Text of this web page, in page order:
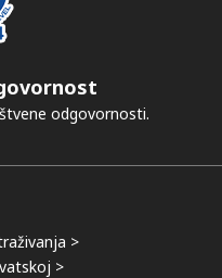
odgovornosti.
>
>